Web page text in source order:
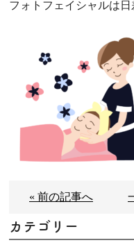
フォトフェイシャルは
« 前の記事へ
カテゴリー